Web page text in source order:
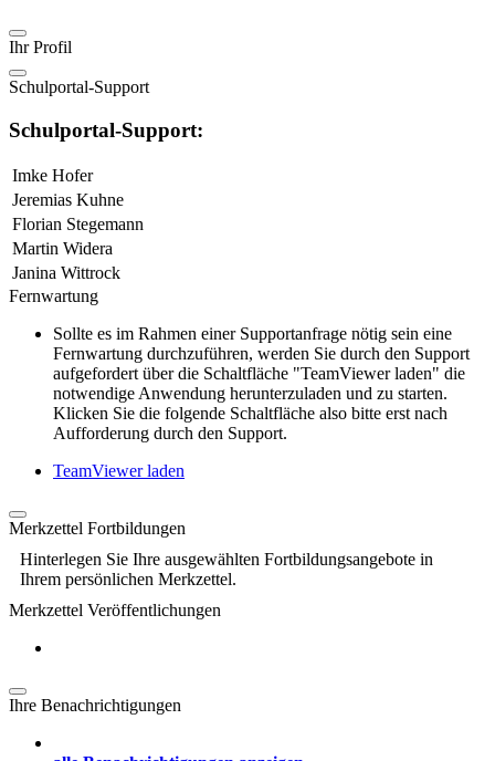
Ihr Profil
Schulportal-Support
Schulportal-Support:
Imke Hofer
Jeremias Kuhne
Florian Stegemann
Martin Widera
Janina Wittrock
Fernwartung
Sollte es im Rahmen einer Supportanfrage nötig sein eine
Fernwartung durchzuführen, werden Sie durch den Support
aufgefordert über die Schaltfläche "TeamViewer laden" die
notwendige Anwendung herunterzuladen und zu starten.
Klicken Sie die folgende Schaltfläche also bitte erst nach
Aufforderung durch den Support.
TeamViewer laden
Merkzettel Fortbildungen
Hinterlegen Sie Ihre ausgewählten Fortbildungsangebote in
Ihrem persönlichen Merkzettel.
Merkzettel Veröffentlichungen
Ihre Benachrichtigungen